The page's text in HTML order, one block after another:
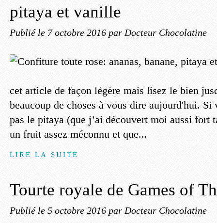
pitaya et vanille
Publié le 7 octobre 2016 par Docteur Chocolatine
cet article de façon légère mais lisez le bien
beaucoup de choses à vous dire aujourd'hui. Si
pas le pitaya (que j’ai découvert moi aussi fort
un fruit assez méconnu et que...
LIRE LA SUITE
Tourte royale de Games of
Publié le 5 octobre 2016 par Docteur Chocolatine